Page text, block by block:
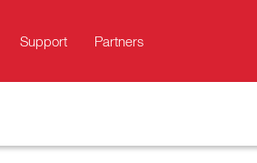
Support Partners